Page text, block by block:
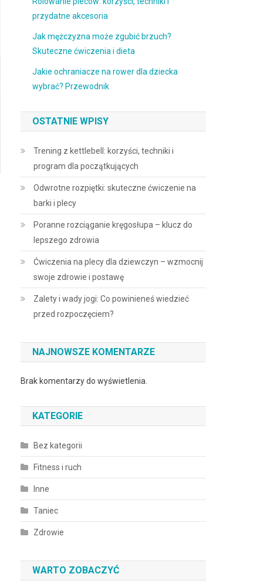
przydatne akcesoria
Jak mężczyzna może zgubić brzuch?
Skuteczne ćwiczenia i dieta
Jakie ochraniacze na rower dla dziecka
wybrać? Przewodnik
OSTATNIE WPISY
Trening z kettlebell: korzyści, techniki i
program dla początkujących
Odwrotne rozpiętki: skuteczne ćwiczenie na
barki i plecy
Poranne rozciąganie kręgosłupa – klucz do
lepszego zdrowia
Ćwiczenia na plecy dla dziewczyn – wzmocnij
swoje zdrowie i postawę
Zalety i wady jogi: Co powinieneś wiedzieć
przed rozpoczęciem?
NAJNOWSZE KOMENTARZE
Brak komentarzy do wyświetlenia.
KATEGORIE
Bez kategorii
Fitness i ruch
Inne
Taniec
Zdrowie
WARTO ZOBACZYĆ